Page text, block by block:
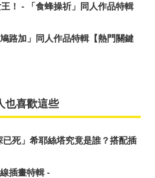
王！ - 「食蜂操祈」同人作品特輯
路加」同人作品特輯【熱門關鍵
也喜歡這些
死」希耶絲塔究竟是誰？搭配插
插畫特輯 -